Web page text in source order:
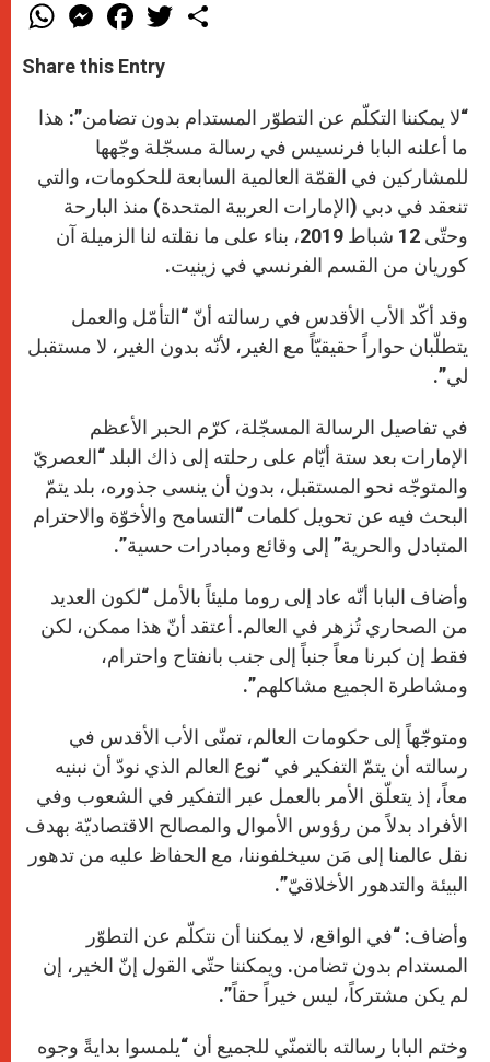
W
h
t
s
p
p
M
e
s
e
g
e
r
F
a
e
b
o
k
w
Share this Entry
“لا يمكننا التكلّم عن التطوّر المستدام بدون تضامن”: هذا
ما أعلنه البابا فرنسيس في رسالة مسجّلة وجّهها
للمشاركين في القمّة العالمية السابعة للحكومات، والتي
تنعقد في دبي (الإمارات العربية المتحدة) منذ البارحة
وحتّى 12 شباط 2019، بناء على ما نقلته لنا الزميلة آن
كوريان من القسم الفرنسي في زينيت.
وقد أكّد الأب الأقدس في رسالته أنّ “التأمّل والعمل
يتطلّبان حواراً حقيقيّاً مع الغير، لأنّه بدون الغير، لا مستقبل
لي”.
في تفاصيل الرسالة المسجّلة، كرّم الحبر الأعظم
الإمارات بعد ستة أيّام على رحلته إلى ذاك البلد “العصريّ
والمتوجّه نحو المستقبل، بدون أن ينسى جذوره، بلد يتمّ
البحث فيه عن تحويل كلمات “التسامح والأخوّة والاحترام
المتبادل والحرية” إلى وقائع ومبادرات حسية”.
وأضاف البابا أنّه عاد إلى روما مليئاً بالأمل “لكون العديد
من الصحاري تُزهر في العالم. أعتقد أنّ هذا ممكن، لكن
فقط إن كبرنا معاً جنباً إلى جنب بانفتاح واحترام،
ومشاطرة الجميع مشاكلهم”.
ومتوجّهاً إلى حكومات العالم، تمنّى الأب الأقدس في
رسالته أن يتمّ التفكير في “نوع العالم الذي نودّ أن نبنيه
معاً، إذ يتعلّق الأمر بالعمل عبر التفكير في الشعوب وفي
الأفراد بدلاً من رؤوس الأموال والمصالح الاقتصاديّة بهدف
نقل عالمنا إلى مَن سيخلفوننا، مع الحفاظ عليه من تدهور
البيئة والتدهور الأخلاقيّ”.
وأضاف: “في الواقع، لا يمكننا أن نتكلّم عن التطوّر
المستدام بدون تضامن. ويمكننا حتّى القول إنّ الخير، إن
لم يكن مشتركاً، ليس خيراً حقاً”.
وختم البابا رسالته بالتمنّي للجميع أن “يلمسوا بدايةً وجوه